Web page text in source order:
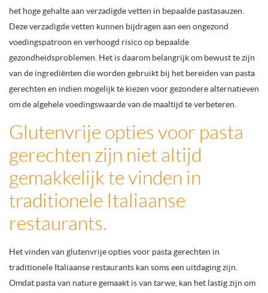
het hoge gehalte aan verzadigde vetten in bepaalde pastasauzen.
Deze verzadigde vetten kunnen bijdragen aan een ongezond
voedingspatroon en verhoogd risico op bepaalde
gezondheidsproblemen. Het is daarom belangrijk om bewust te zijn
van de ingrediënten die worden gebruikt bij het bereiden van pasta
gerechten en indien mogelijk te kiezen voor gezondere alternatieven
om de algehele voedingswaarde van de maaltijd te verbeteren.
Glutenvrije opties voor pasta
gerechten zijn niet altijd
gemakkelijk te vinden in
traditionele Italiaanse
restaurants.
Het vinden van glutenvrije opties voor pasta gerechten in
traditionele Italiaanse restaurants kan soms een uitdaging zijn.
Omdat pasta van nature gemaakt is van tarwe, kan het lastig zijn om